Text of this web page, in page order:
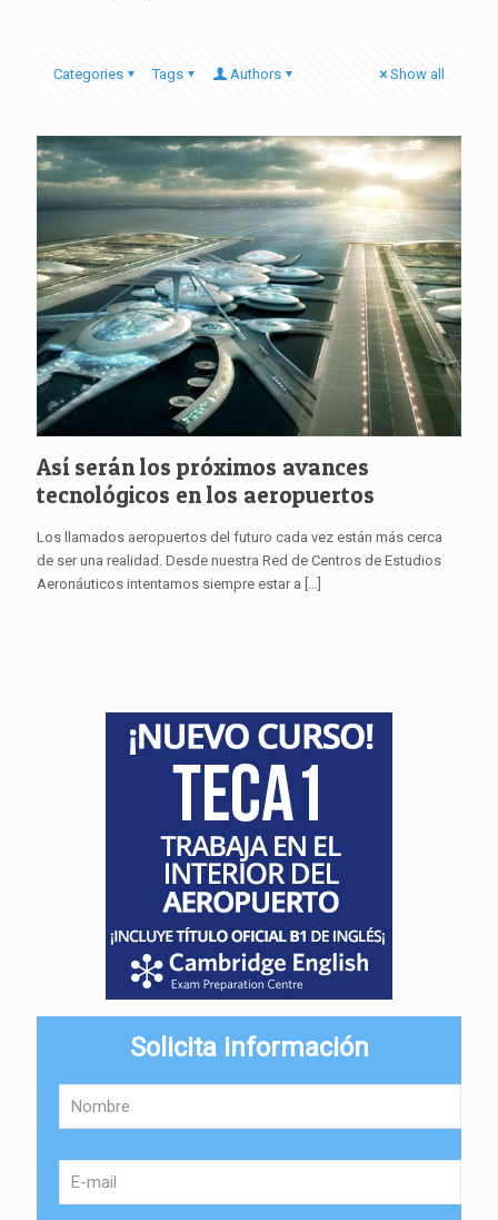
Categories Tags Authors Show all
Así serán los próximos avances
tecnológicos en los aeropuertos
Los llamados aeropuertos del futuro cada vez están más cerca
de ser una realidad. Desde nuestra Red de Centros de Estudios
Aeronáuticos intentamos siempre estar a
Solicita información